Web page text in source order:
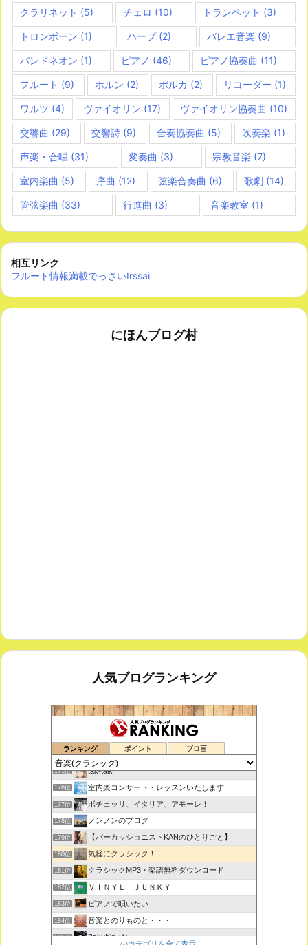
クラリネット (5) チェロ (10) トランペット (3)
トロンボーン (1) ハープ(2) バレエ音楽 (9)
バンドネオン (1) ピアノ (46) ピアノ協奏曲 (11)
フルート (9) ホルン (2) ポルカ (2) リコーダー (1)
ワルツ (4) ヴァイオリン (17) ヴァイオリン協奏曲 (10)
交響曲 (29) 交響詩(9) 合奏協奏曲 (5) 吹奏楽 (1)
声楽・合唱 (31) 変奏曲 (3) 宗教音楽 (7)
室内楽曲 (5) 序曲 (12) 弦楽合奏曲 (6) 歌劇(14)
管弦楽曲 (33) 行進曲 (3) 音楽教室 (1)
相互リンク
フルート情報満載でっさいIrssai
にほんブログ村
人気ブログランキング
ランキング ポイント ブロ画
鑑賞空間・忘れられない作品
174位 思えば遠くへ来たもんだ
175位 tak-talk
176位 室内楽コンサート・レッスンいたします
177位 ボチェッリ、イタリア、アモーレ！
178位 ノンノンのブログ
179位 【パーカッショニストKANのひとりごと】
180位 気軽にクラシック！
181位 クラシックMP3・楽譜無料ダウンロード
182位 ＶＩＮＹＬ ＪＵＮＫＹ
183位 ピアノで唄いたい
184位 音楽とのりものと・・・
185位
BakuKla +*+